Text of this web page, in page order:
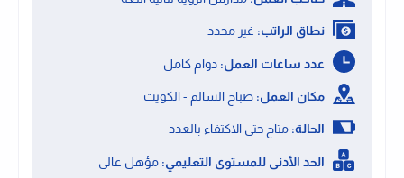
نطاق الراتب: غير محدد
عدد ساعات العمل: دوام كامل
مكان العمل: صباح السالم - الكويت
الحالة: متاح حتى الاكتفاء بالعدد
الحد الأدنى للمستوى التعليمي: مؤهل عالى